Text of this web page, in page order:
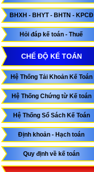
BHXH - BHYT - BHTN - KPCĐ
Hỏi đáp kế toán - Thuế
CHẾ ĐỘ KẾ TOÁN
Hệ Thống Tải Khoản Kế Toán
Hệ Thống Chứng từ Kế toán
Hệ Thống Sổ Sách Kế Toán
Định khoản - Hạch toán
Quy định về kế toán